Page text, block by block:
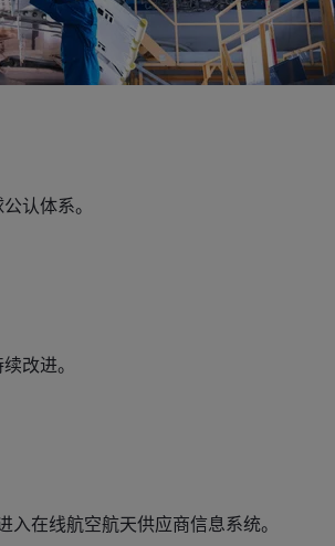
认体系。
改进。
在线航空航天供应商信息系统。